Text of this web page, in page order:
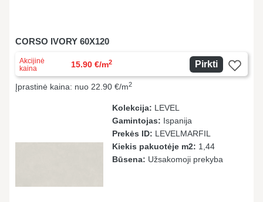
CORSO IVORY 60X120
Akcijinė
kaina
15.90 €/m2 Pirkti
Įprastinė kaina: nuo 22.90 €/m2
Kolekcija: LEVEL
Gamintojas: Ispanija
Prekės ID: LEVELMARFIL
Kiekis pakuotėje m2: 1,44
Būsena: Užsakomoji prekyba